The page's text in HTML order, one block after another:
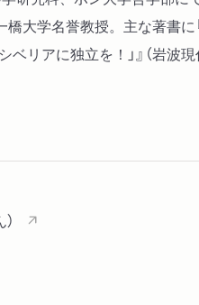
へ
学」
大学名誉教授。主な著書に
ベリアに独立を！」』（岩波